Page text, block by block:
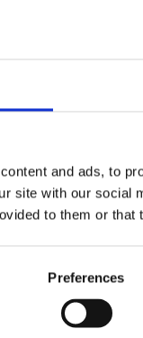
and ads, to
site with our
to them or
Preferences